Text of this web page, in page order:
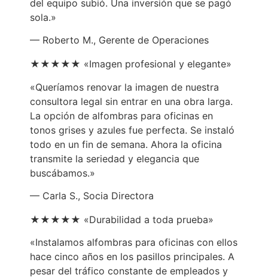
del equipo subió. Una inversión que se pagó
sola.»
— Roberto M., Gerente de Operaciones
★★★★★ «Imagen profesional y elegante»
«Queríamos renovar la imagen de nuestra
consultora legal sin entrar en una obra larga.
La opción de alfombras para oficinas en
tonos grises y azules fue perfecta. Se instaló
todo en un fin de semana. Ahora la oficina
transmite la seriedad y elegancia que
buscábamos.»
— Carla S., Socia Directora
★★★★★ «Durabilidad a toda prueba»
«Instalamos alfombras para oficinas con ellos
hace cinco años en los pasillos principales. A
pesar del tráfico constante de empleados y